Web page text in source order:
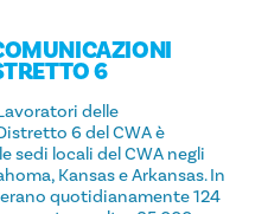
6
delle
6 del CWA è
sedi locali del CWA negli
Kansas e Arkansas. In
quotidianamente 124